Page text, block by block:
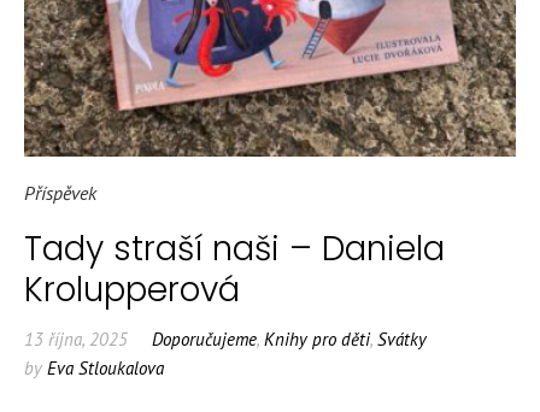
Příspěvek
Tady straší naši – Daniela
Krolupperová
13 října, 2025 Doporučujeme, Knihy pro děti, Svátky
by Eva Stloukalova